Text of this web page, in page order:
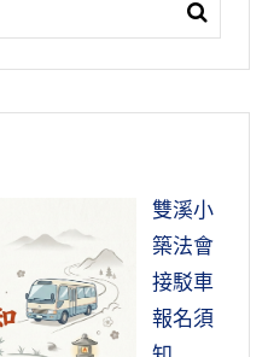
雙溪小
築法會
接駁車
報名須